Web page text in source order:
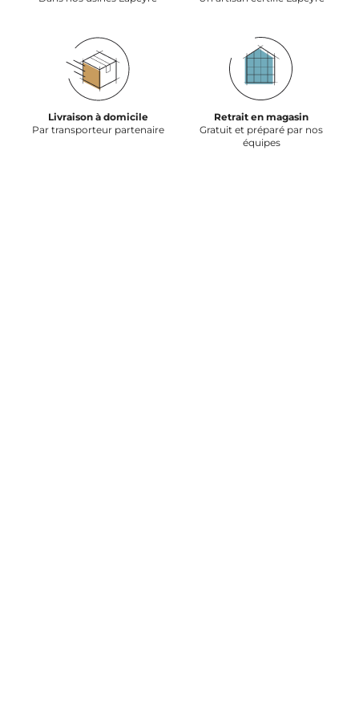
Livraison à domicile
Par transporteur partenaire
Retrait en magasin
Gratuit et préparé par nos
équipes